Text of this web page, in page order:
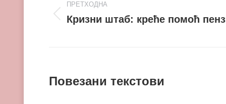
navigation
ПРЕТХОДНА
Претходни
Кризни штаб: креће помоћ
Повезани текстови